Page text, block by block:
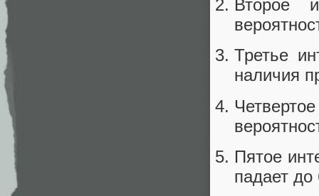
Второе
Третье
наличия
Пятое
падает до